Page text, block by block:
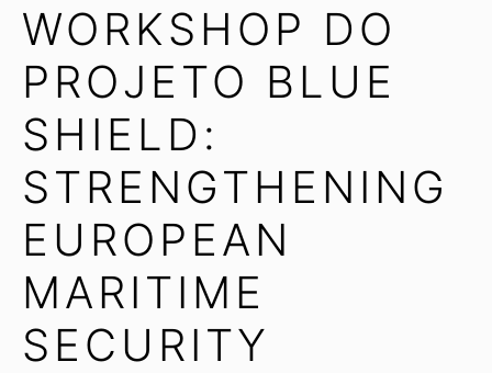
WORKSHOP DO
PROJETO BLUE
SHIELD:
STRENGTHENING
EUROPEAN
MARITIME
SECURITY